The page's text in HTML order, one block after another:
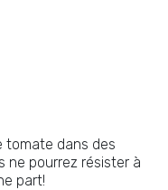
tomate dans des
ne pourrez résister à
part!